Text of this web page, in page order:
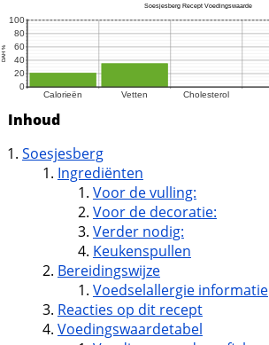
Inhoud
Soesjesberg
Ingrediënten
Voor de vulling:
Voor de decoratie:
Verder nodig:
Keukenspullen
Bereidingswijze
Voedselallergie informatie
Reacties op dit recept
Voedingswaardetabel